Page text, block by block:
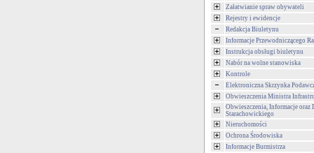
Załatwianie spraw obywateli
Rejestry i ewidencje
Redakcja Biuletynu
Informacje Przewodniczącego
Instrukcja obsługi biuletynu
Nabór na wolne stanowiska
Kontrole
Elektroniczna Skrzynka
Obwieszczenia Ministra
Obwieszczenia, Informacje oraz
Starachowickiego
Nieruchomości
Ochrona Środowiska
Informacje Burmistrza